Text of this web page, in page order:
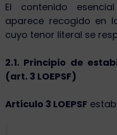
El contenido
aparece recogido en
cuyo tenor literal se
2.1. Principio de
(art. 3 LOEPSF)
Artículo 3 LOEPSF